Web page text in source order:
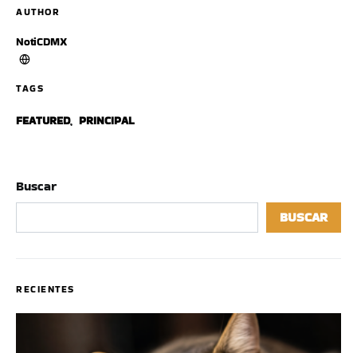
AUTHOR
NotiCDMX
TAGS
FEATURED, PRINCIPAL
Buscar
BUSCAR
RECIENTES